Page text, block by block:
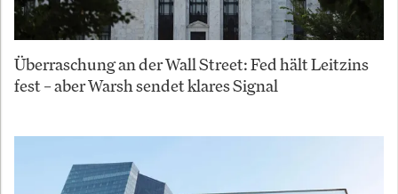
Überraschung an der Wall Street: Fed hält Leitzins
fest – aber Warsh sendet klares Signal